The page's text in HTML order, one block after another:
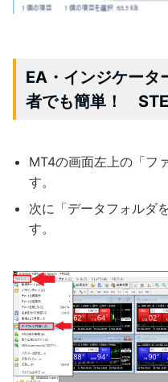
EA・インジケー
者でも簡単！
MT4の画面左上の「フ
す。
次に「データフォルダ
す。